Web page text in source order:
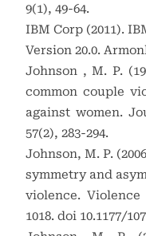
9(1), 49-64.
IBM Corp (2011).
Version 20.0.
Johnson , M. P.
common couple
against women.
57(2), 283-294.
Johnson, M. P.
symmetry and
violence. Violence
1018. doi 10.1177/